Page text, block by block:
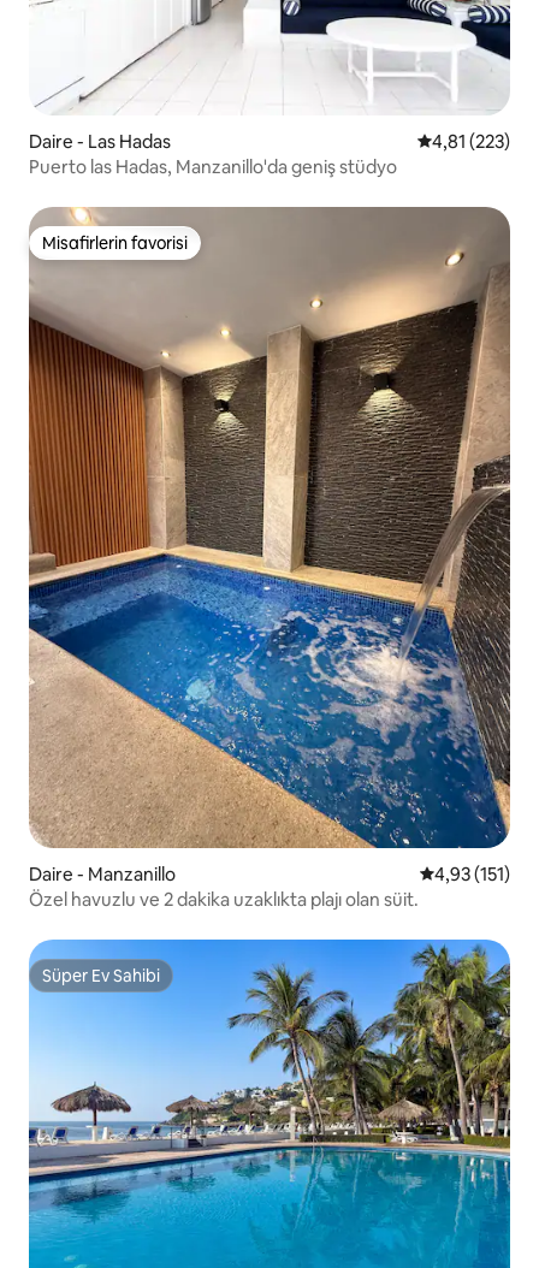
Daire - Las Hadas 5 üzerinden
4,81 (223)
Puerto las Hadas, Manzanillo'da geniş stüdyo
Misafirlerin favorisi
Misafirlerin favorisi
Daire - Manzanillo 5 üzerinden
4,93 (151)
Özel havuzlu ve 2 dakika uzaklıkta plajı olan süit.
Süper Ev Sahibi
Süper Ev Sahibi